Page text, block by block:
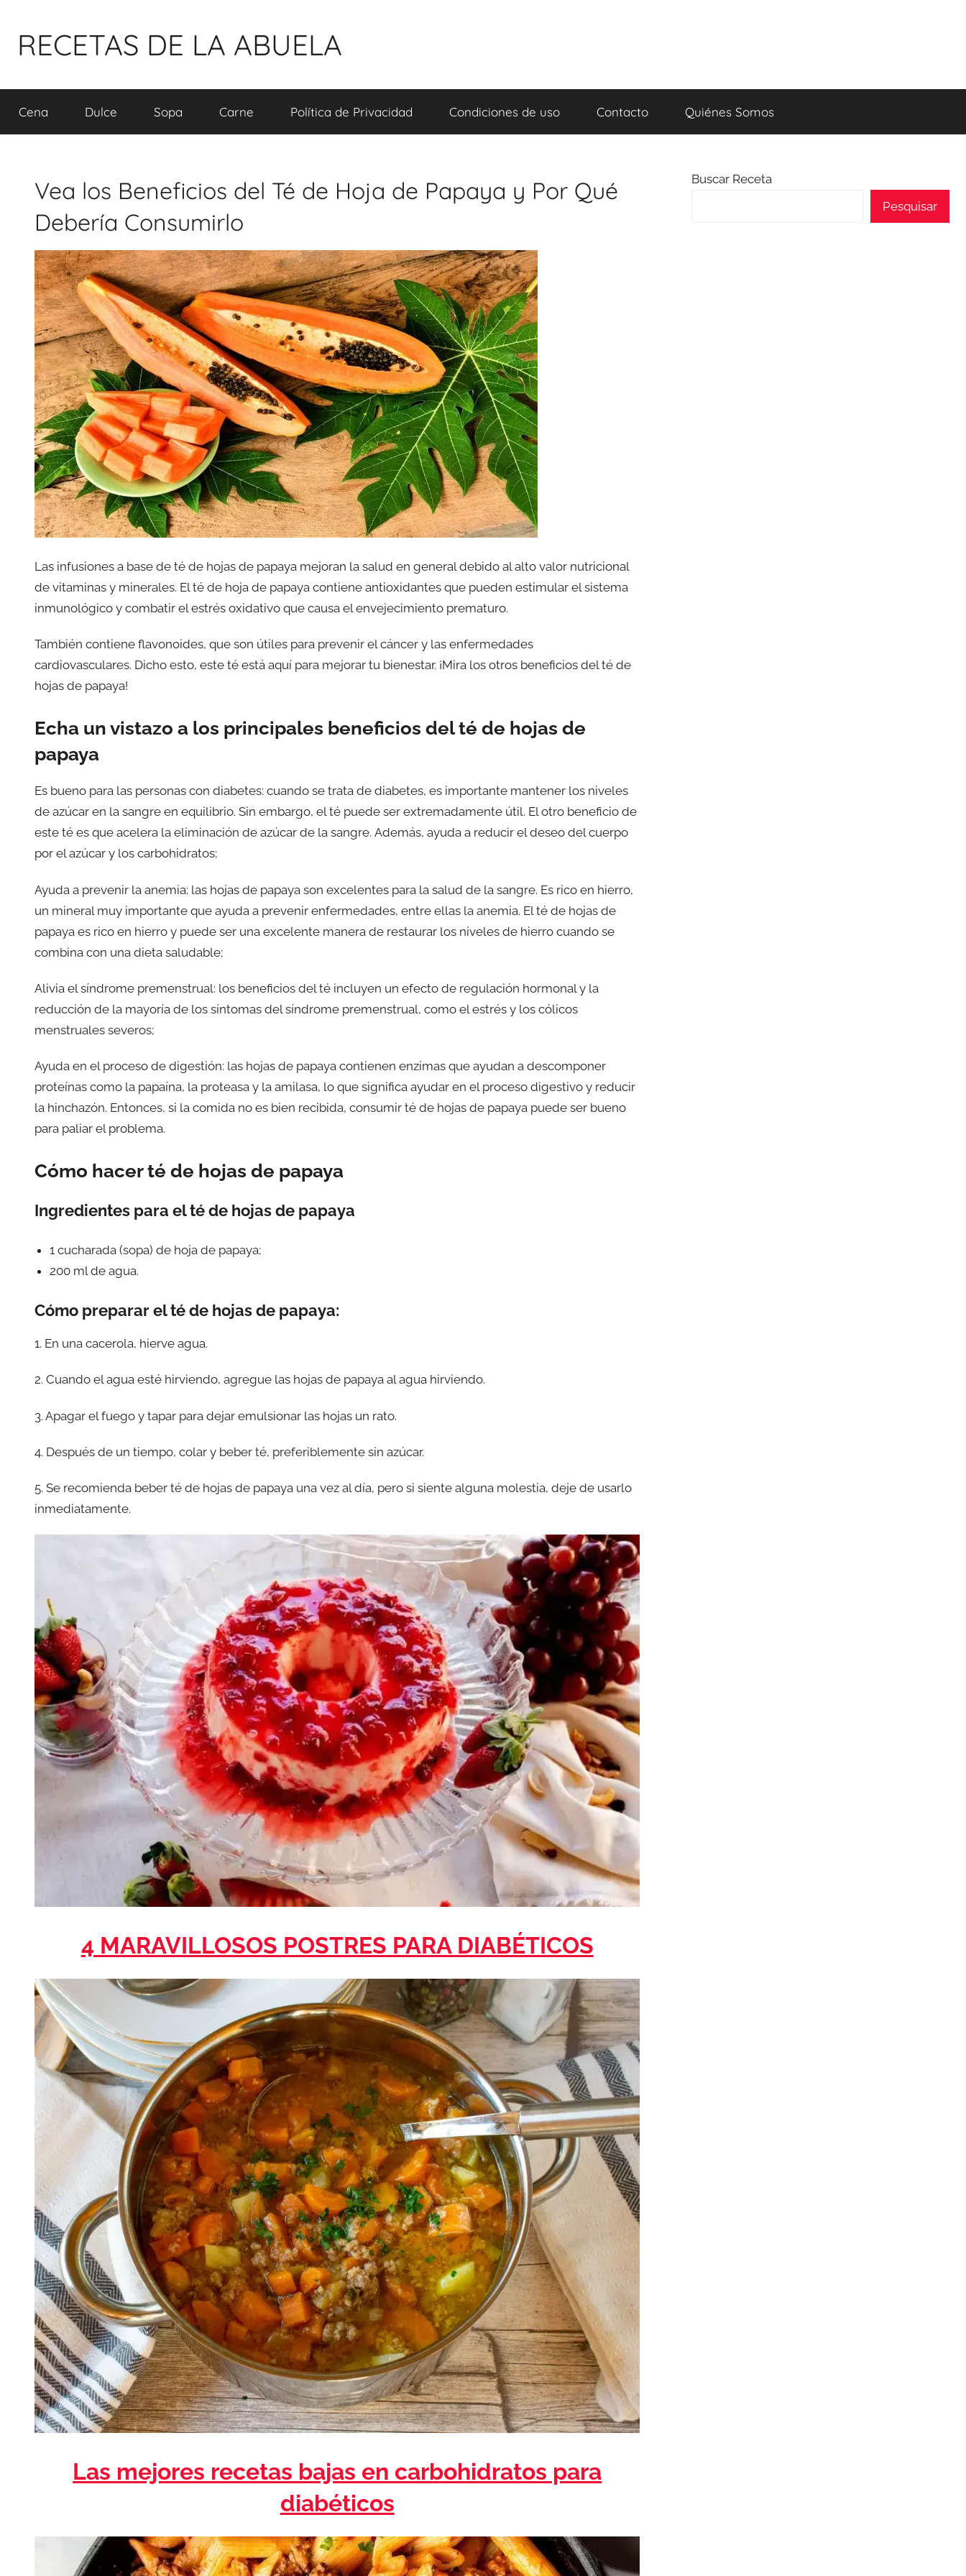
RECETAS DE LA ABUELA
Cena Dulce Sopa Carne Política de Privacidad Condiciones de uso Contacto Quiénes Somos
Vea los Beneficios del Té de Hoja de Papaya y Por Qué
Debería Consumirlo
Las infusiones a base de té de hojas de papaya mejoran la salud en general debido al alto valor nutricional
de vitaminas y minerales. El té de hoja de papaya contiene antioxidantes que pueden estimular el sistema
inmunológico y combatir el estrés oxidativo que causa el envejecimiento prematuro.
También contiene flavonoides, que son útiles para prevenir el cáncer y las enfermedades
cardiovasculares. Dicho esto, este té está aquí para mejorar tu bienestar. ¡Mira los otros beneficios del té de
hojas de papaya!
Echa un vistazo a los principales beneficios del té de hojas de
papaya
Es bueno para las personas con diabetes: cuando se trata de diabetes, es importante mantener los niveles
de azúcar en la sangre en equilibrio. Sin embargo, el té puede ser extremadamente útil. El otro beneficio de
este té es que acelera la eliminación de azúcar de la sangre. Además, ayuda a reducir el deseo del cuerpo
por el azúcar y los carbohidratos;
Ayuda a prevenir la anemia: las hojas de papaya son excelentes para la salud de la sangre. Es rico en hierro,
un mineral muy importante que ayuda a prevenir enfermedades, entre ellas la anemia. El té de hojas de
papaya es rico en hierro y puede ser una excelente manera de restaurar los niveles de hierro cuando se
combina con una dieta saludable;
Alivia el síndrome premenstrual: los beneficios del té incluyen un efecto de regulación hormonal y la
reducción de la mayoría de los síntomas del síndrome premenstrual, como el estrés y los cólicos
menstruales severos;
Ayuda en el proceso de digestión: las hojas de papaya contienen enzimas que ayudan a descomponer
proteínas como la papaína, la proteasa y la amilasa, lo que significa ayudar en el proceso digestivo y reducir
la hinchazón. Entonces, si la comida no es bien recibida, consumir té de hojas de papaya puede ser bueno
para paliar el problema.
Cómo hacer té de hojas de papaya
Ingredientes para el té de hojas de papaya
1 cucharada (sopa) de hoja de papaya;
200 ml de agua.
Cómo preparar el té de hojas de papaya:
1. En una cacerola, hierve agua.
2. Cuando el agua esté hirviendo, agregue las hojas de papaya al agua hirviendo.
3. Apagar el fuego y tapar para dejar emulsionar las hojas un rato.
4. Después de un tiempo, colar y beber té, preferiblemente sin azúcar.
5. Se recomienda beber té de hojas de papaya una vez al día, pero si siente alguna molestia, deje de usarlo
inmediatamente.
4 MARAVILLOSOS POSTRES PARA DIABÉTICOS
Las mejores recetas bajas en carbohidratos para
diabéticos
Buscar Receta
Pesquisar